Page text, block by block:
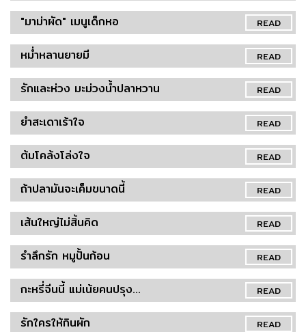
READ
"มาม่าผัด" เมนูเด็กหอ
READ
หม่ำหลานยายมี
READ
รักและห่วง มะม่วงน้ำปลาหวาน
READ
ยำสะเดาเร้าใจ
READ
ต้มโคล้งโล่งใจ
READ
ถ้าปลามันจะเค็มขนาดนี้
READ
เส้นใหญ่ไม่สิ้นคิด
READ
รำลึกรัก หมูปั้นก้อน
READ
กะหรี่จีนนี้ แม่เน้ยคนปรุง...
READ
รักใครให้กินผัก